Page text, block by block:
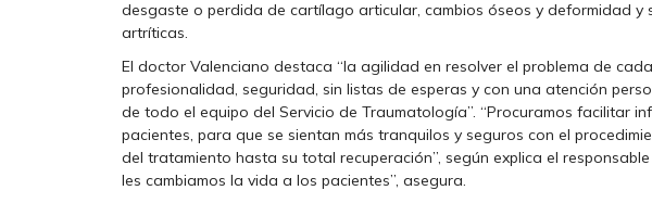
desgaste o perdida de cartílago articular, cambios óseos y deformidad y
artríticas.
El doctor Valenciano destaca “la agilidad en resolver el problema de
profesionalidad, seguridad, sin listas de esperas y con una atención
de todo el equipo del Servicio de Traumatología”. “Procuramos facilitar
pacientes, para que se sientan más tranquilos y seguros con el
del tratamiento hasta su total recuperación”, según explica el
les cambiamos la vida a los pacientes”, asegura.